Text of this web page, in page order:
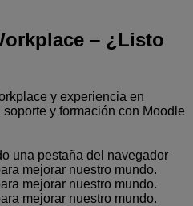
– ¿Listo
y experiencia en
y formación con Moodle
mejorar nuestro mundo.
mejorar nuestro mundo.
mejorar nuestro mundo.